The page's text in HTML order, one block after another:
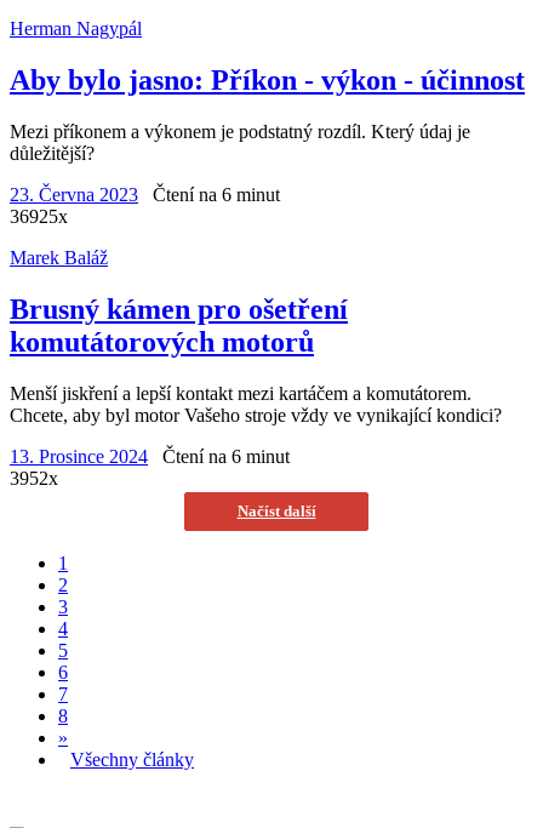
Herman Nagypál
Aby bylo jasno: Příkon - výkon - účinnost
Mezi příkonem a výkonem je podstatný rozdíl. Který údaj je
důležitější?
23. Června 2023
Čtení na 6 minut
36925x
Marek Baláž
Brusný kámen pro ošetření
komutátorových motorů
Menší jiskření a lepší kontakt mezi kartáčem a komutátorem.
Chcete, aby byl motor Vašeho stroje vždy ve vynikající kondici?
13. Prosince 2024
Čtení na 6 minut
3952x
Načíst další
1
2
3
4
5
6
7
8
»
Všechny články